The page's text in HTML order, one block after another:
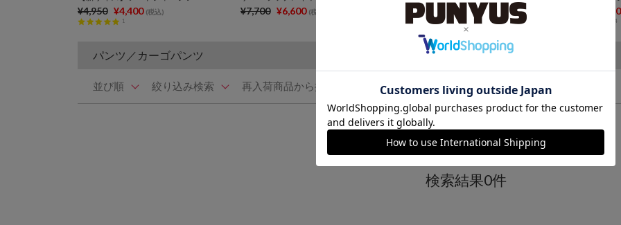
¥4,950 ¥4,400 (税込)
1
¥7,700 ¥6,600 (税込) ¥6,930 ¥6,000(税込)
34
パンツ／カーゴパンツ
並び順 絞り込み検索 再入荷商品から探す
検索結果0件